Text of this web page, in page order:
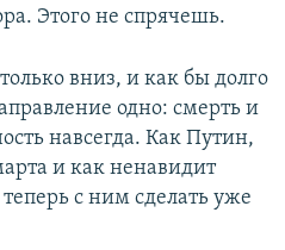
Этого не спрячешь.
вниз, и как бы долго
одно: смерть и
навсегда. Как Путин,
и как ненавидит
с ним сделать уже